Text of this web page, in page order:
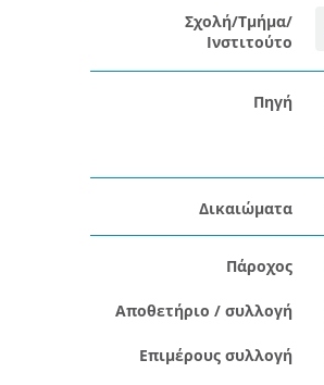
Σχολή/Τμήμα/
Ινστιτούτο
Πηγή
Δικαιώματα
Πάροχος
Αποθετήριο / συλλογή
Επιμέρους συλλογή